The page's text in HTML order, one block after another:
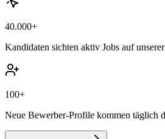
40.000+
Kandidaten sichten aktiv Jobs auf
100+
Neue Bewerber-Profile kommen täglich